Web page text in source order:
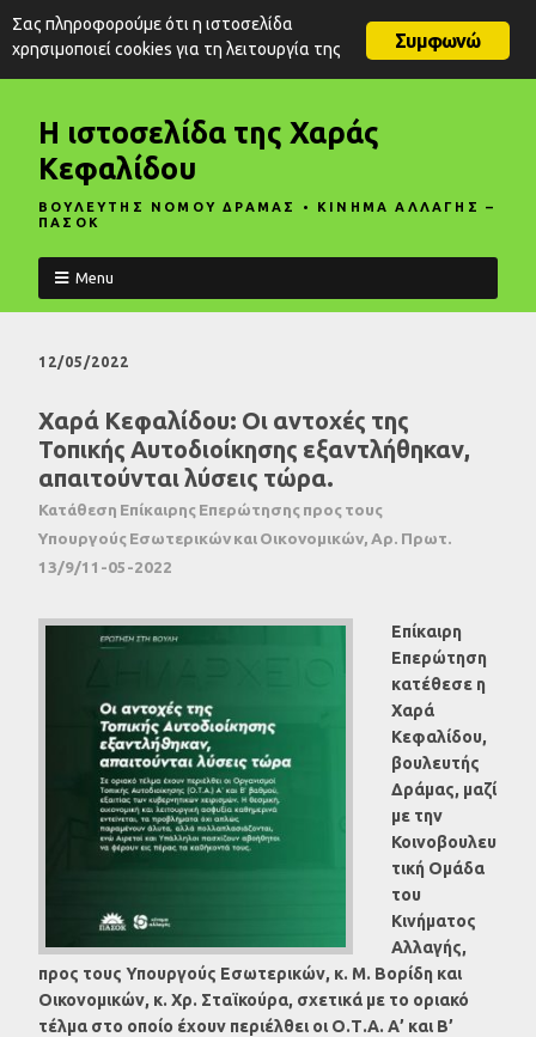
Η ιστοσελίδα της Χαράς
Κεφαλίδου
ΒΟΥΛΕΥΤΗΣ ΝΟΜΟΥ ΔΡΑΜΑΣ • ΚΙΝΗΜΑ ΑΛΛΑΓΗΣ –
ΠΑΣΟΚ
Menu
12/05/2022
Χαρά Κεφαλίδου: Οι αντοχές της
Τοπικής Αυτοδιοίκησης εξαντλήθηκαν,
απαιτούνται λύσεις τώρα.
Κατάθεση Επίκαιρης Επερώτησης προς τους
Υπουργούς Εσωτερικών και Οικονομικών, Αρ. Πρωτ.
13/9/11-05-2022
Επίκαιρη
Επερώτηση
κατέθεσε η
Χαρά
Κεφαλίδου,
βουλευτής
Δράμας, μαζί
με την
Κοινοβουλευ
τική Ομάδα
του
Κινήματος
Αλλαγής,
προς τους Υπουργούς Εσωτερικών, κ. Μ. Βορίδη και
Οικονομικών, κ. Χρ. Σταϊκούρα, σχετικά με το οριακό
τέλμα στο οποίο έχουν περιέλθει οι Ο.Τ.Α. Α’ και Β’
Συμφωνώ
Σας πληροφορούμε ότι η ιστοσελίδα
χρησιμοποιεί cookies για τη λειτουργία της